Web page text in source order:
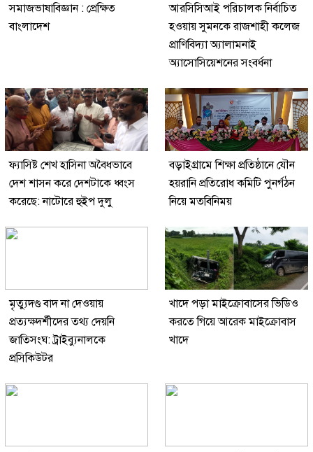
সমাজভাষাবিজ্ঞান : প্রেক্ষিত
বাংলাদেশ
আরসিসিআই পরিচালক নির্বাচিত
হওয়ায় সুমনকে রাজশাহী কলেজ
প্রাণিবিদ্যা অ্যালামনাই
অ্যাসোসিয়েশনের সংবর্ধনা
ফ্যাসিষ্ট শেখ হাসিনা অবৈধভাবে
দেশ শাসন করে দেশটাকে ধ্বংস
করেছে: নাটোরে হুইপ দুলু
বড়াইগ্রামে শিক্ষা প্রতিষ্ঠানে যৌন
হয়রানি প্রতিরোধ কমিটি পুনর্গঠন
নিয়ে মতবিনিময়
মৃত্যুদণ্ড বাদ না দেওয়ায়
প্রত্যক্ষদর্শীদের তথ্য দেয়নি
জাতিসংঘ: ট্রাইব্যুনালকে
প্রসিকিউটর
খাদে পড়া মাইক্রোবাসের ভিডিও
করতে গিয়ে আরেক মাইক্রোবাস
খাদে